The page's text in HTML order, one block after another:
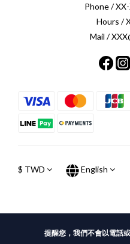
Phone /
Hours /
Mail /
$ TWD English
提醒您，我們不會以電話